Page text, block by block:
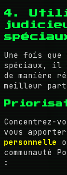
4.
Une fois que
spéciaux, il
de manière
meilleur
Concentrez-
vous
personnelle
communauté
: